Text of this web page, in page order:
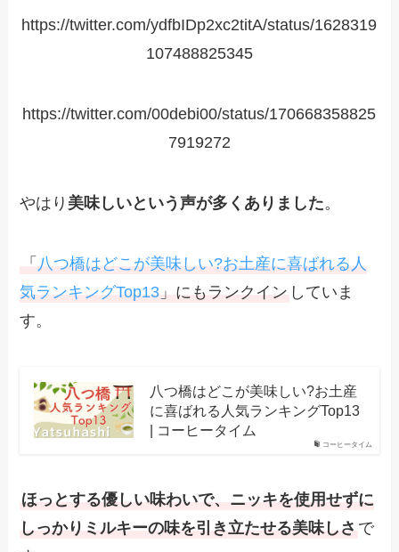
https://twitter.com/ydfbIDp2xc2titA/status/1628319
107488825345
https://twitter.com/00debi00/status/170668358825
7919272
やはり 美味しいという声が多くありました。
「 八つ橋はどこが美味しい?お土産に喜ばれる人
気ランキングTop13 」にもランクイン していま
す。
コーヒータイム
八つ橋はどこが美味しい?お土産
に喜ばれる人気ランキングTop13
| コーヒータイム
ほっとする優しい味わいで、ニッキを使用せずに
しっかりミルキーの味を引き立たせる美味しさ で